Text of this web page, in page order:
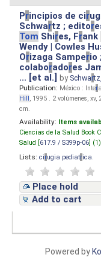
Principios de cir
Schwartz ; editor
Tom Shires, Frank
Wendy | Cowles
Orizaga Samperio
colaboradores
... [et al.]by Schwar
Publication: México : Inter
Hill, 1995 . 2 volúmenes,
cm.
Availability: Items
Ciencias de la Salud Book
Salud [ 617.9 / S399p-06 ]
Lists: cirugia pediatrica
Place hold
Add to cart
Powered by